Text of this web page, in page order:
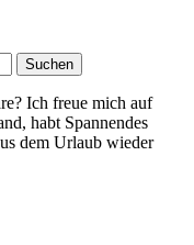
Ich freue mich auf
habt Spannendes
dem Urlaub wieder